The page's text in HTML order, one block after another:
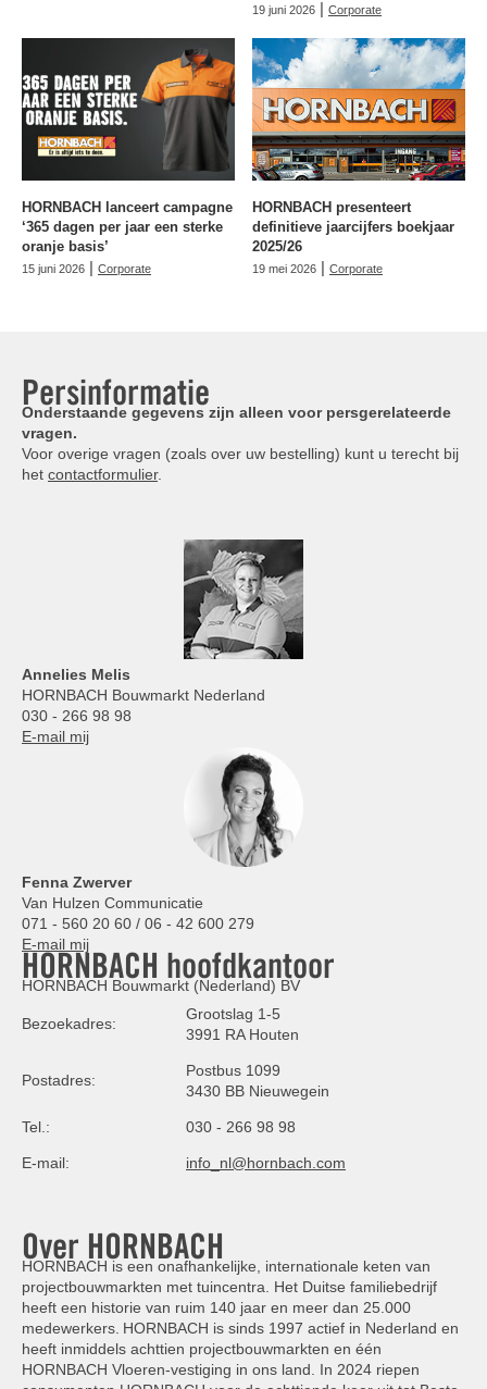
19 juni 2026 Corporate
HORNBACH lanceert campagne
‘365 dagen per jaar een sterke
oranje basis’
15 juni 2026 | Corporate
HORNBACH presenteert
definitieve jaarcijfers boekjaar
2025/26
19 mei 2026 | Corporate
Persinformatie
Onderstaande gegevens zijn alleen voor persgerelateerde
vragen.
Voor overige vragen (zoals over uw bestelling) kunt u terecht bij
het contactformulier.
Annelies Melis
HORNBACH Bouwmarkt Nederland
030 - 266 98 98
E-mail mij
Fenna Zwerver
Van Hulzen Communicatie
071 - 560 20 60 / 06 - 42 600 279
E-mail mij
HORNBACH hoofdkantoor
HORNBACH Bouwmarkt (Nederland) BV
Bezoekadres:
Grootslag 1-5
3991 RA Houten
Postadres:
Postbus 1099
3430 BB Nieuwegein
Tel.: 030 - 266 98 98
E-mail: info_nl@hornbach.com
Over HORNBACH
HORNBACH is een onafhankelijke, internationale keten van
projectbouwmarkten met tuincentra. Het Duitse familiebedrijf
heeft een historie van ruim 140 jaar en meer dan 25.000
medewerkers. HORNBACH is sinds 1997 actief in Nederland en
heeft inmiddels achttien projectbouwmarkten en één
HORNBACH Vloeren-vestiging in ons land. In 2024 riepen